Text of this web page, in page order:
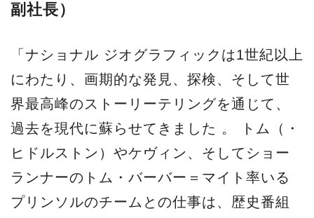
副社長）
「ナショナル ジオグラフィックは1世紀以上
にわたり、画期的な発見、探検、そして世
界最高峰のストーリーテリングを通じて、
過去を現代に蘇らせてきました 。 トム（・
ヒドルストン）やケヴィン、そしてショー
ランナーのトム・バーバー＝マイト率いる
プリンソルのチームとの仕事は、歴史番組